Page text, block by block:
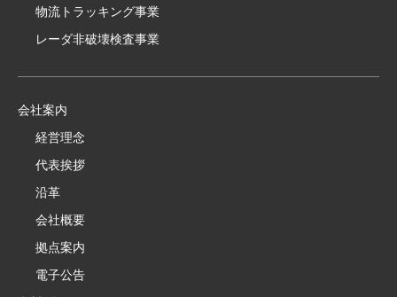
物流トラッキング事業
レーダ非破壊検査事業
会社案内
経営理念
代表挨拶
沿革
会社概要
拠点案内
電子公告